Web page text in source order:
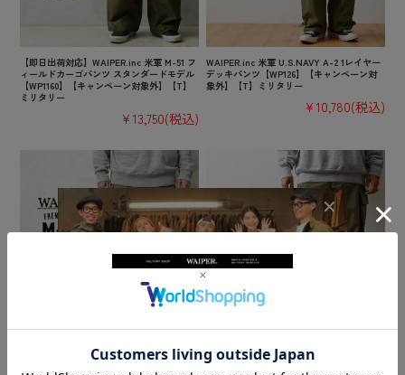
【即日出荷対応】WAIPER.inc 米軍 M-51 フ
ィールドカーゴパンツ スタンダードモデル
【WP1160】【キャンペーン対象外】【T】
ミリタリー
¥13,750(税込)
WAIPER.inc 米軍 U.S.NAVY A-2 1レイヤー
デッキパンツ【WP126】【キャンペーン対
象外】【T】ミリタリー
¥10,780(税込)
前期型 コットン製【WP93】【R】【キャン
-47 カーゴパンツ 後期型 HBT【WP1026】
【T】【キャンペーン対象外】ミリタリー